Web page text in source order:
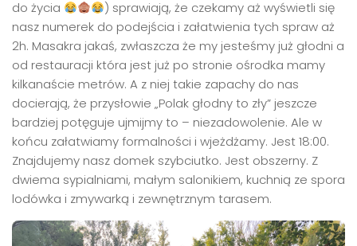
do życia
) sprawiają, że czekamy aż wyświetli się
nasz numerek do podejścia i załatwienia tych spraw aż
2h. Masakra jakaś, zwłaszcza że my jesteśmy już głodni a
od restauracji która jest już po stronie ośrodka mamy
kilkanaście metrów. A z niej takie zapachy do nas
docierają, że przysłowie „Polak głodny to zły” jeszcze
bardziej potęguje ujmijmy to – niezadowolenie. Ale w
końcu załatwiamy formalności i wjeżdżamy. Jest 18:00.
Znajdujemy nasz domek szybciutko. Jest obszerny. Z
dwiema sypialniami, małym salonikiem, kuchnią ze spora
lodówka i zmywarką i zewnętrznym tarasem.